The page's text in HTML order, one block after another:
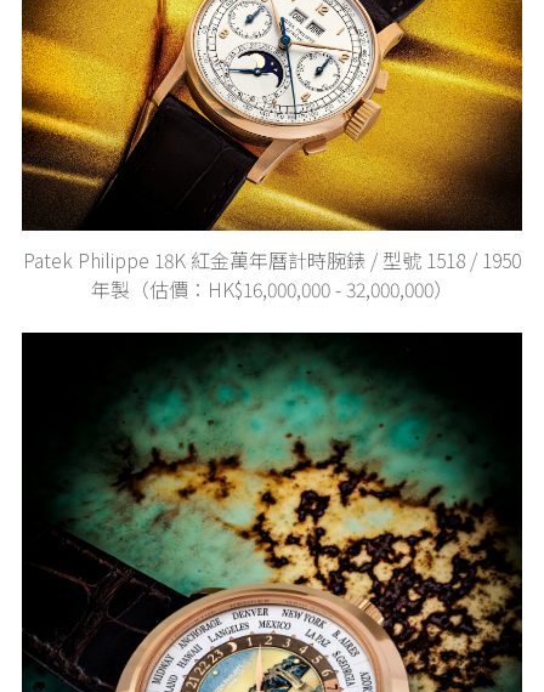
Patek Philippe 18K 紅金萬年曆計時腕錶 / 型號 1518 / 1950
年製（估價：HK$16,000,000 - 32,000,000）